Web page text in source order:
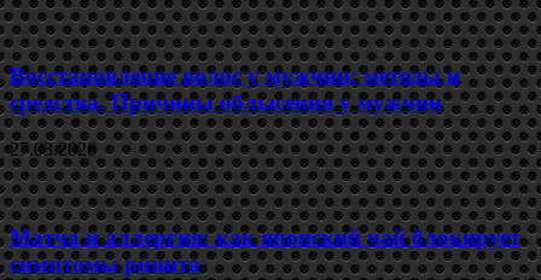
Восстановление волос у мужчин: методы и
средства. Причины облысения у мужчин
27.03.2026
Матча и аллергия: как японский чай блокирует
симптомы ринита